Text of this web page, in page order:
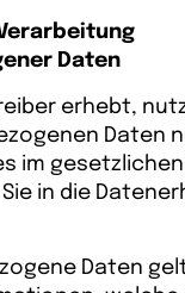
Daten
erhebt,
Daten
im gesetzlichen
in die
Daten